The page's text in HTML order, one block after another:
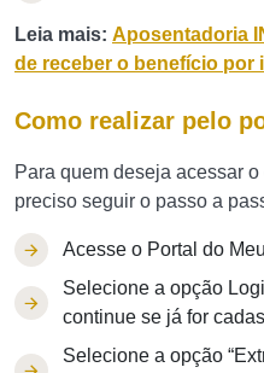
Leia mais: Aposentadoria
de receber o benefício por
Como realizar pelo
Para quem deseja acessar
preciso seguir o passo a
Acesse o Portal do
Selecione a opção
continue se já for
Selecione a opção